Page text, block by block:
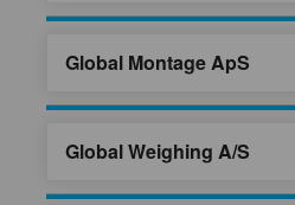
Global Montage ApS
Global Weighing A/S